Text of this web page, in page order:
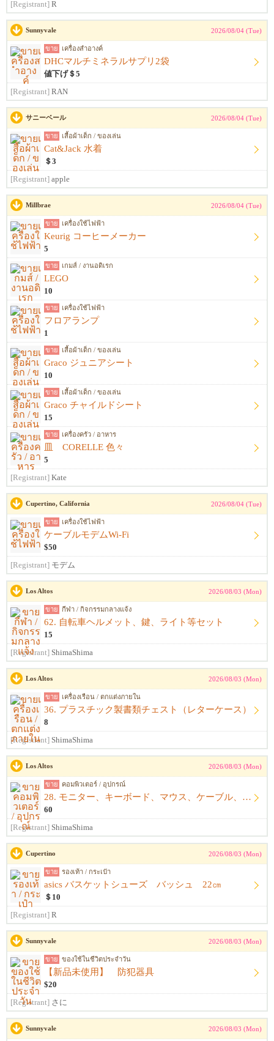
[Registrant] R
Sunnyvale 2026/08/04 (Tue)
ขาย เครื่องสำอางค์
DHCマルチミネラルサプリ2袋
値下げ＄5
[Registrant] RAN
サニーベール 2026/08/04 (Tue)
ขาย เสื้อผ้าเด็ก / ของเล่น
Cat&Jack 水着
＄3
[Registrant] apple
Millbrae 2026/08/04 (Tue)
ขาย เครื่องใช้ไฟฟ้า
Keurig コーヒーメーカー
5
ขาย เกมส์ / งานอดิเรก
LEGO
10
ขาย เครื่องใช้ไฟฟ้า
フロアランプ
1
ขาย เสื้อผ้าเด็ก / ของเล่น
Graco ジュニアシート
10
ขาย เสื้อผ้าเด็ก / ของเล่น
Graco チャイルドシート
15
ขาย เครื่องครัว / อาหาร
皿 CORELLE 色々
5
[Registrant] Kate
Cupertino, California 2026/08/04 (Tue)
ขาย เครื่องใช้ไฟฟ้า
ケーブルモデムWi-Fi
$50
[Registrant] モデム
Los Altos 2026/08/03 (Mon)
ขาย กีฬา / กิจกรรมกลางแจ้ง
62. 自転車ヘルメット、鍵、ライト等セット
15
[Registrant] ShimaShima
Los Altos 2026/08/03 (Mon)
ขาย เครื่องเรือน / ตกแต่งภายใน
36. プラスチック製書類チェスト（レターケース）
8
[Registrant] ShimaShima
Los Altos 2026/08/03 (Mon)
ขาย คอมพิวเตอร์ / อุปกรณ์
28. モニター、キーボード、マウス、ケーブル、アームレスト一式
60
[Registrant] ShimaShima
Cupertino 2026/08/03 (Mon)
ขาย รองเท้า / กระเป๋า
asics バスケットシューズ バッシュ 22㎝
＄10
[Registrant] R
Sunnyvale 2026/08/03 (Mon)
ขาย ของใช้ในชีวิตประจำวัน
【新品未使用】 防犯器具
$20
[Registrant] さに
Sunnyvale 2026/08/03 (Mon)